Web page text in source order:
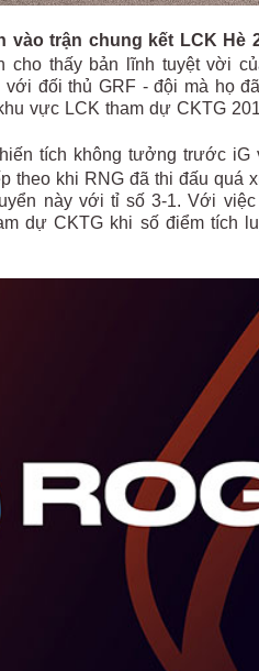
vào trận chung kết LCK Hè
cho thấy bản lĩnh tuyệt vời
đối thủ GRF - đội mà họ
vực LCK tham dự CKTG
tích không tưởng trước iG
khi RNG đã thi đấu quá
này với tỉ số 3-1. Với
dự CKTG khi số điểm tích